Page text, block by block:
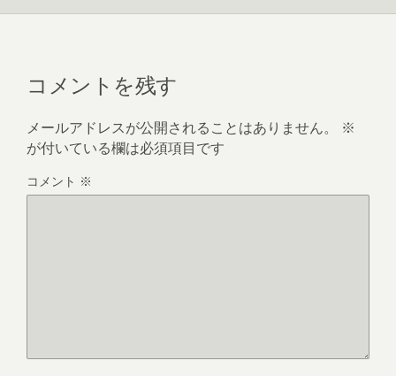
コメントを残す
メールアドレスが公開されることはありません。
※
が付いている欄は必須項目です
コメント ※